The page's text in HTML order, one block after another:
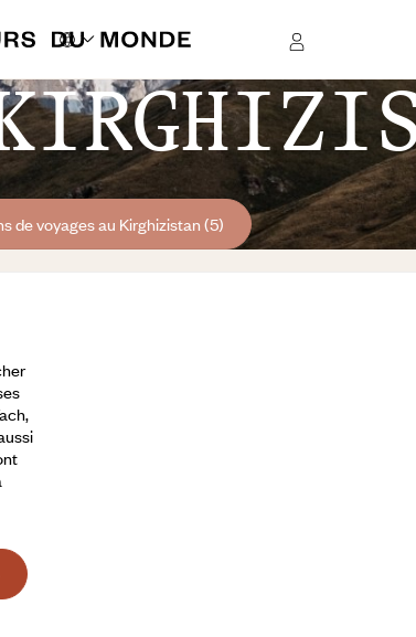
de voyages au Kirghizistan (5)